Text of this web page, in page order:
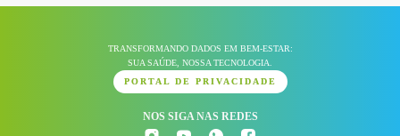
TRANSFORMANDO DADOS EM BEM-ESTAR:
SUA SAÚDE, NOSSA TECNOLOGIA.
PORTAL DE PRIVACIDADE
NOS SIGA NAS REDES